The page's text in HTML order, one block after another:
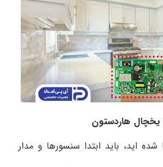
اید، باید ابتدا سنسورها و مدار